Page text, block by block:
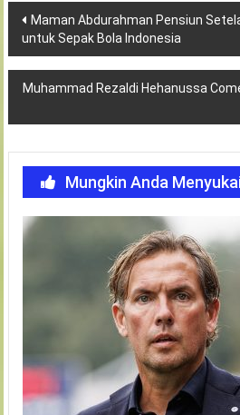
Navigasi
pos
Maman Abdurahman Pensiun
untuk Sepak Bola Indonesia
Muhammad Rezaldi Hehanussa
Mungkin Anda